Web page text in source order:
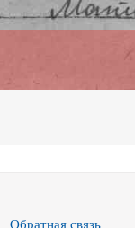
Обратная связь